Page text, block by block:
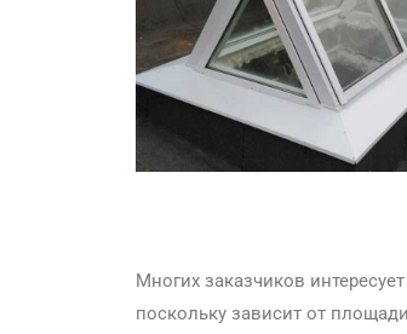
Многих заказчиков
поскольку зависит от